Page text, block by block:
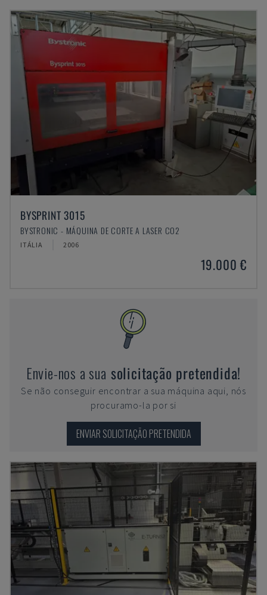
BYSPRINT 3015
BYSTRONIC - MÁQUINA DE CORTE A LASER CO2
ITÁLIA 2006
19.000 €
Envie-nos a sua solicitação pretendida!
Se não conseguir encontrar a sua máquina aqui, nós
procuramo-la por si
ENVIAR SOLICITAÇÃO PRETENDIDA